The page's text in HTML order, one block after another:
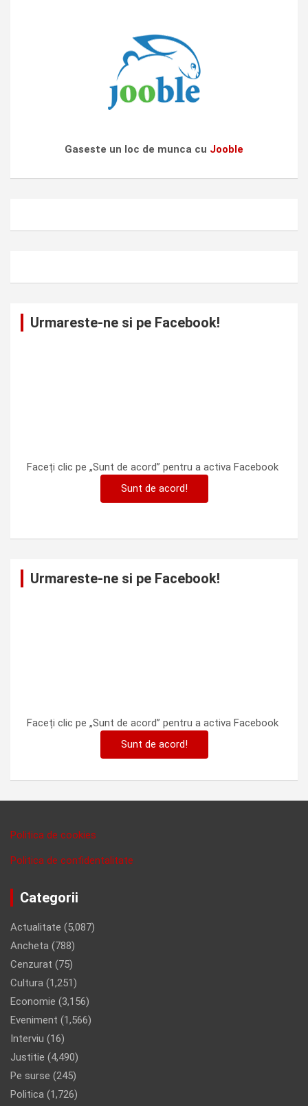
Gaseste un loc de munca cu Jooble
Urmareste-ne si pe Facebook!
Faceți clic pe „Sunt de acord” pentru a activa Facebook
Sunt de acord!
Urmareste-ne si pe Facebook!
Faceți clic pe „Sunt de acord” pentru a activa Facebook
Sunt de acord!
Politica de cookies
Politica de confidentalitate
Categorii
Actualitate (5,087)
Ancheta (788)
Cenzurat (75)
Cultura (1,251)
Economie (3,156)
Eveniment (1,566)
Interviu (16)
Justitie (4,490)
Pe surse (245)
Politica (1,726)